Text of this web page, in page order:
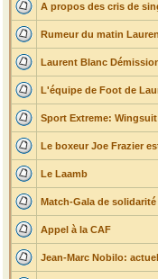
A propos des cris de
Rumeur du matin
Laurent Blanc
L'équipe de Foot de
Sport Extreme:
Le boxeur Joe Frazier
Le Laamb
Match-Gala de
Appel à la CAF
Jean-Marc Nobilo: